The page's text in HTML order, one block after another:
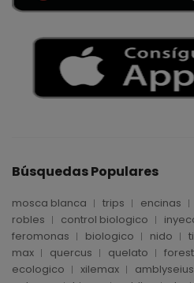
Búsquedas Populares
mosca blanca trips encinas
robles
control biologico
feromonas
biologico nido
max
quercus quelato
ecologico
xilemax amblyseius